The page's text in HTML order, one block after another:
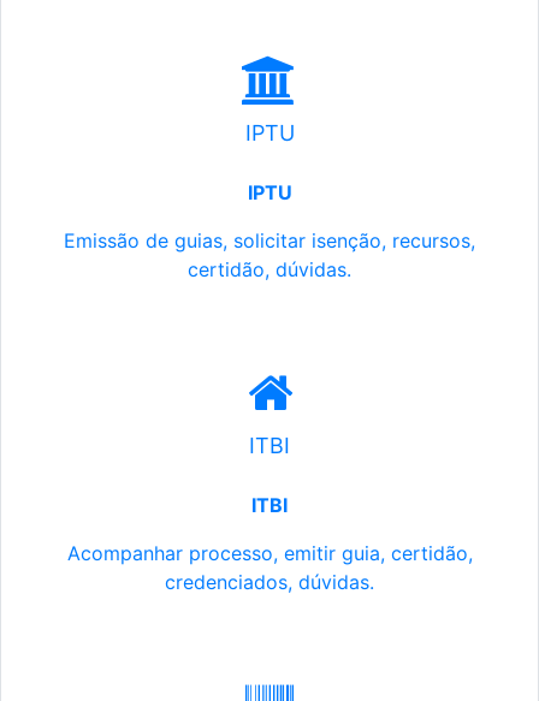
IPTU
IPTU
Emissão de guias, solicitar isenção, recursos,
certidão, dúvidas.
ITBI
ITBI
Acompanhar processo, emitir guia, certidão,
credenciados, dúvidas.